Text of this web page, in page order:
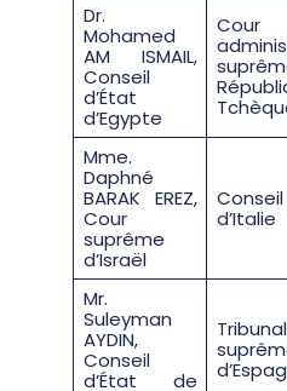
Dr.
Mohamed
AM ISMAIL,
Conseil
d’État
d’Egypte
Cour
Mme.
Daphné
BARAK EREZ,
Cour
suprême
d’Israël
d’Italie
Mr.
Suleyman
AYDIN,
Conseil
d’État de
Tribunal